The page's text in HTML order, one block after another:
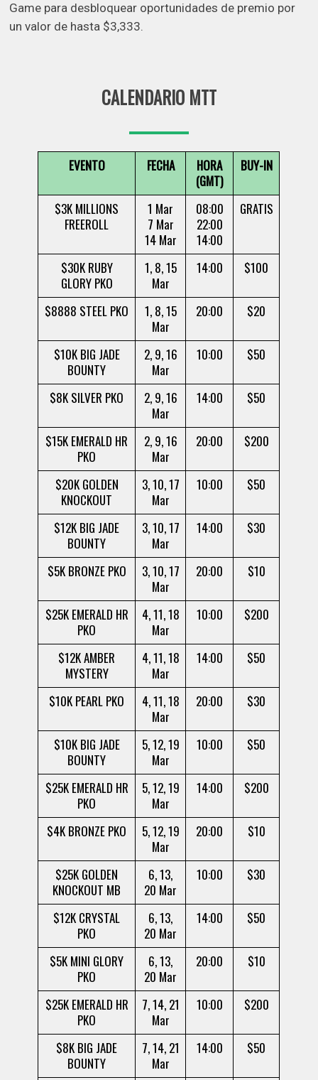
Game para desbloquear oportunidades de premio por
un valor de hasta $3,333.
CALENDARIO MTT
EVENTO FECHA
HORA
(GMT)
BUY-IN
$3K MILLIONS
FREEROLL
1 Mar
7 Mar
14 Mar
08:00
22:00
14:00
GRATIS
$30K RUBY
GLORY PKO
1, 8, 15
Mar
14:00 $100
$8888 STEEL PKO
1, 8, 15
Mar
20:00 $20
$10K BIG JADE
BOUNTY
2, 9, 16
Mar
10:00 $50
$8K SILVER PKO
2, 9, 16
Mar
14:00 $50
$15K EMERALD HR
PKO
2, 9, 16
Mar
20:00 $200
$20K GOLDEN
KNOCKOUT
3, 10, 17
Mar
10:00 $50
$12K BIG JADE
BOUNTY
3, 10, 17
Mar
14:00 $30
$5K BRONZE PKO
3, 10, 17
Mar
20:00 $10
$25K EMERALD HR
PKO
4, 11, 18
Mar
10:00 $200
$12K AMBER
MYSTERY
4, 11, 18
Mar
14:00 $50
$10K PEARL PKO
4, 11, 18
Mar
20:00 $30
$10K BIG JADE
BOUNTY
5, 12, 19
Mar
10:00 $50
$25K EMERALD HR
PKO
5, 12, 19
Mar
14:00 $200
$4K BRONZE PKO
5, 12, 19
Mar
20:00 $10
$25K GOLDEN
KNOCKOUT MB
6, 13,
20 Mar
10:00 $30
$12K CRYSTAL
PKO
6, 13,
20 Mar
14:00 $50
$5K MINI GLORY
PKO
6, 13,
20 Mar
20:00 $10
$25K EMERALD HR
PKO
7, 14, 21
Mar
10:00 $200
$8K BIG JADE
BOUNTY
7, 14, 21
Mar
14:00 $50